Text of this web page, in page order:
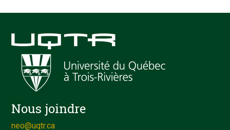
Nous joindre
neo@uqtr.ca